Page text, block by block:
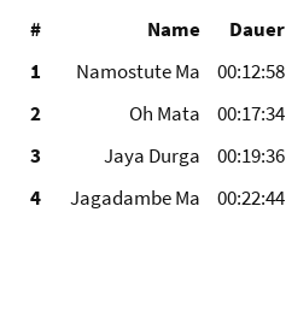
#
Name Dauer
1
Namostute Ma 00:12:58
2
Oh Mata 00:17:34
3
Jaya Durga 00:19:36
4
Jagadambe Ma 00:22:44